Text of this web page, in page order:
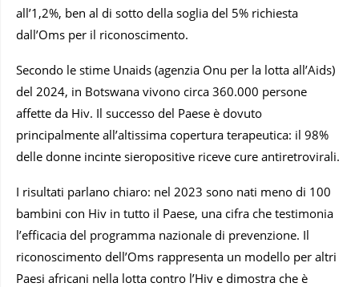
all’1,2%, ben al di sotto della soglia del 5% richiesta
dall’Oms per il riconoscimento.
Secondo le stime Unaids (agenzia Onu per la lotta all’Aids)
del 2024, in Botswana vivono circa 360.000 persone
affette da Hiv. Il successo del Paese è dovuto
principalmente all’altissima copertura terapeutica: il 98%
delle donne incinte sieropositive riceve cure antiretrovirali.
I risultati parlano chiaro: nel 2023 sono nati meno di 100
bambini con Hiv in tutto il Paese, una cifra che testimonia
l’efficacia del programma nazionale di prevenzione. Il
riconoscimento dell’Oms rappresenta un modello per altri
Paesi africani nella lotta contro l’Hiv e dimostra che è